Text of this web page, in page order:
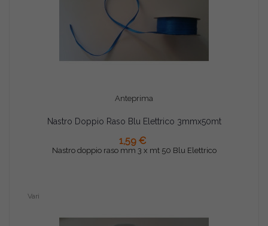
Anteprima
Nastro Doppio Raso Blu Elettrico 3mmx50mt
1,59 €
Nastro doppio raso mm 3 x mt 50 Blu Elettrico
AGGIUNGI AL CARRELLO
Vari